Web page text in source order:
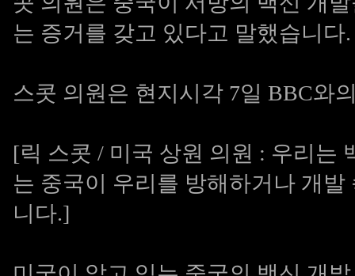
는 증거를 갖고 있다고 말했습니다.
스콧 의원은 현지시각 7일 BBC와
[릭 스콧 / 미국 상원 의원 : 우리는
는 중국이 우리를 방해하거나 개
니다.]